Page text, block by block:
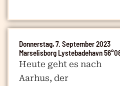
Donnerstag, 7. September 2023
Marselisborg Lystebadehavn
Heute geht es nach
Aarhus, der